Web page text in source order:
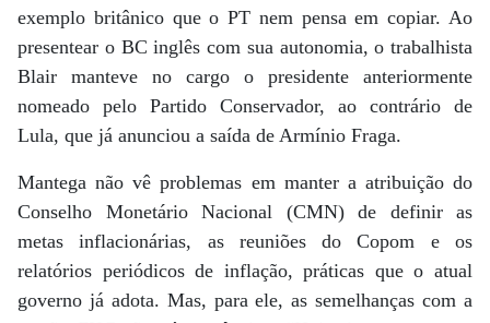
exemplo britânico que o PT nem pensa em copiar. Ao
presentear o BC inglês com sua autonomia, o trabalhista
Blair manteve no cargo o presidente anteriormente
nomeado pelo Partido Conservador, ao contrário de
Lula, que já anunciou a saída de Armínio Fraga.
Mantega não vê problemas em manter a atribuição do
Conselho Monetário Nacional (CMN) de definir as
metas inflacionárias, as reuniões do Copom e os
relatórios periódicos de inflação, práticas que o atual
governo já adota. Mas, para ele, as semelhanças com a